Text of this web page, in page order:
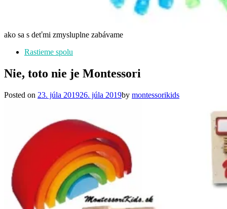
ako sa s deťmi zmysluplne zabávame
Rastieme spolu
Nie, toto nie je Montessori
Posted on 23. júla 201926. júla 2019by montessorikids